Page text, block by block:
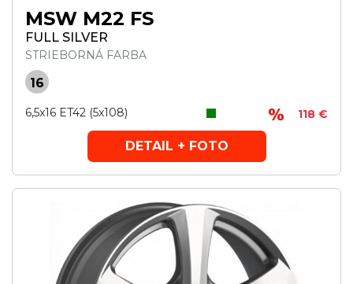
MSW M22 FS
FULL SILVER
STRIEBORNÁ FARBA
16
6,5x16 ET42 (5x108) 118 €
DETAIL + FOTO